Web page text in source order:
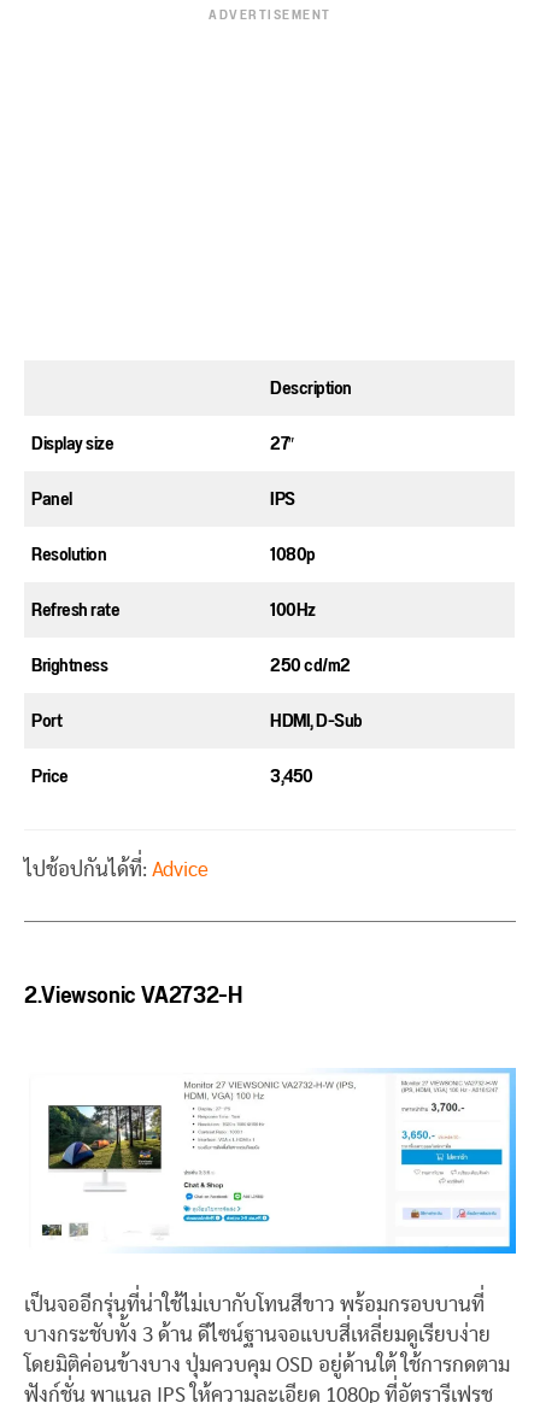
ADVERTISEMENT
Description
Display size
27″
Panel
IPS
Resolution
1080p
Refresh rate
100Hz
Brightness
250 cd/m2
Port
HDMI, D-Sub
Price
3,450
ไปช้อปกันได้ที่: Advice
2.Viewsonic VA2732-H
เป็นจออีกรุ่นที่น่าใช้ไม่เบากับโทนสีขาว พร้อมกรอบบานที่
บางกระชับทั้ง 3 ด้าน ดีไซน์ฐานจอแบบสี่เหลี่ยมดูเรียบง่าย
โดยมิติค่อนข้างบาง ปุ่มควบคุม OSD อยู่ด้านใต้ ใช้การกดตาม
ฟังก์ชั่น พาแนล IPS ให้ความละเอียด 1080p ที่อัตรารีเฟรช